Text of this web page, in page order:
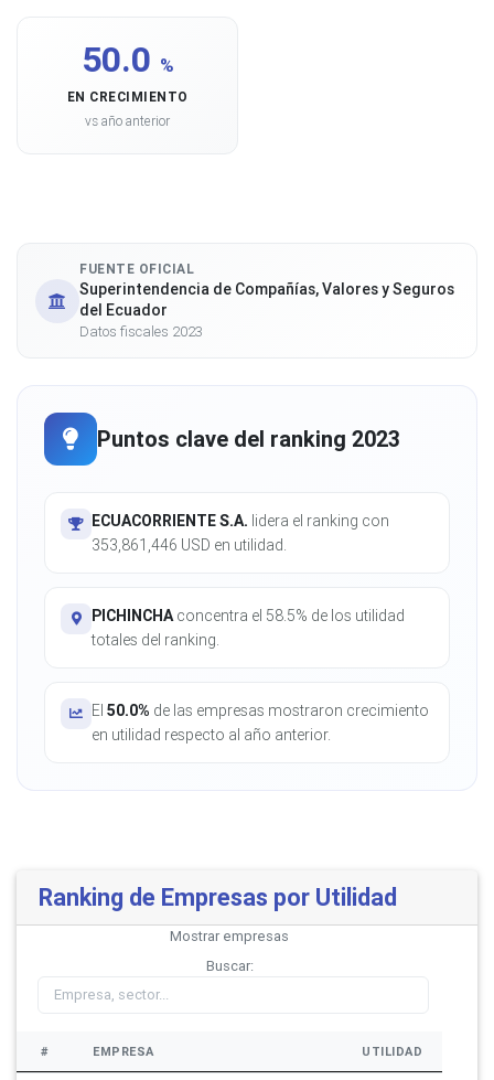
50.0 %
EN CRECIMIENTO
vs año anterior
FUENTE OFICIAL
Superintendencia de Compañías, Valores y Seguros
del Ecuador
Datos fiscales 2023
Puntos clave del ranking 2023
ECUACORRIENTE S.A. lidera el ranking con
353,861,446 USD en utilidad.
PICHINCHAconcentra el 58.5% de los utilidad
totales del ranking.
El 50.0% de las empresas mostraron crecimiento
en utilidad respecto al año anterior.
Ranking de Empresas por Utilidad
Mostrar empresas
Buscar:
# EMPRESA UTILIDAD